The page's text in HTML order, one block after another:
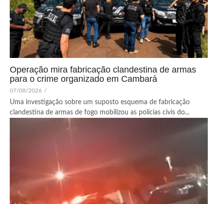
Operação mira fabricação clandestina de armas
para o crime organizado em Cambará
07/08/2026 /
Uma investigação sobre um suposto esquema de fabricação
clandestina de armas de fogo mobilizou as polícias civis do...